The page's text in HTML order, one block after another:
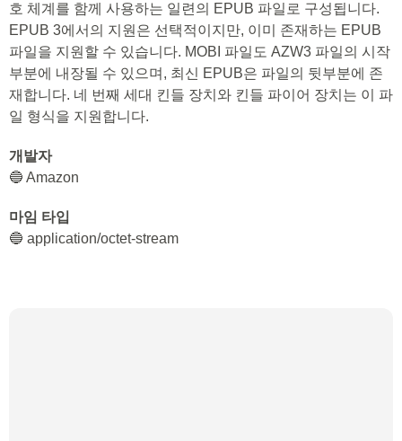
호 체계를 함께 사용하는 일련의 EPUB 파일로 구성됩니다.
EPUB 3에서의 지원은 선택적이지만, 이미 존재하는 EPUB
파일을 지원할 수 있습니다. MOBI 파일도 AZW3 파일의 시작
부분에 내장될 수 있으며, 최신 EPUB은 파일의 뒷부분에 존
재합니다. 네 번째 세대 킨들 장치와 킨들 파이어 장치는 이 파
일 형식을 지원합니다.
개발자
🔵 Amazon
마임 타입
🔵 application/octet-stream